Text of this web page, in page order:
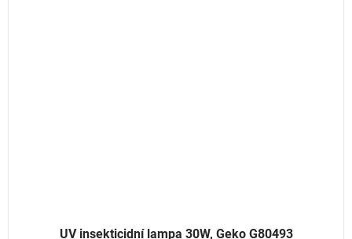
UV insekticidní lampa 30W, Geko G80493